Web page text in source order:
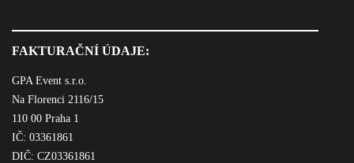
FAKTURAČNÍ ÚDAJE:
GPA Event s.r.o.
Na Florenci 2116/15
110 00 Praha 1
IČ: 03361861
DIČ: CZ03361861